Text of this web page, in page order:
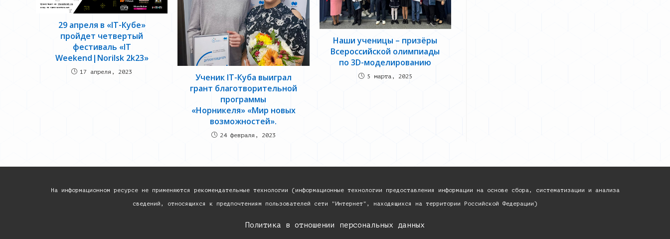
29 апреля в «IT-Кубе»
пройдет четвертый
фестиваль «IT
Weekend|Norilsk 2k23»
17 апреля, 2023
Ученик IT-Куба выиграл
грант благотворительной
программы
«Норникеля» «Мир новых
возможностей».
24 февраля, 2023
Наши ученицы – призёры
Всероссийской олимпиады
по 3D-моделированию
5 марта, 2025
На информационном ресурсе не применяются рекомендательные технологии (информационные технологии предоставления информации на основе сбора, систематизации и анализа
сведений, относящихся к предпочтениям пользователей сети "Интернет", находящихся на территории Российской Федерации)
Политика в отношении персональных данных